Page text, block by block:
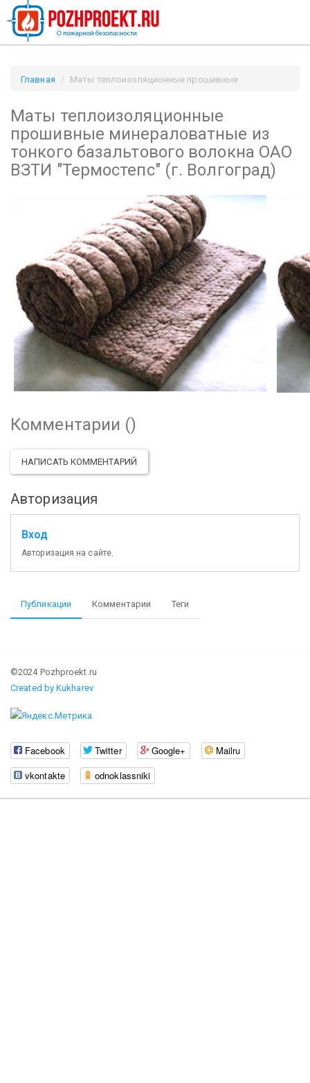
Главная
Маты теплоизоляционные прошивные
ВЗТИ "Термостепс" (г. Волгоград) / Pozhproekt.ru
Маты теплоизоляционные
прошивные минераловатные из
тонкого базальтового волокна ОАО
ВЗТИ "Термостепс" (г. Волгоград)
Комментарии ()
НАПИСАТЬ КОММЕНТАРИЙ
Авторизация
Вход
Авторизация на сайте.
Публикации Комментарии Теги
©2024 Pozhproekt.ru
Created by Kukharev
Facebook Twitter Google+
Mailru
vkontakte
odnoklassniki